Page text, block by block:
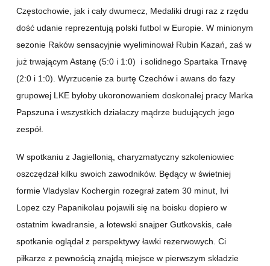
Częstochowie, jak i cały dwumecz, Medaliki drugi raz z rzędu
dość udanie reprezentują polski futbol w Europie. W minionym
sezonie Raków sensacyjnie wyeliminował Rubin Kazań, zaś w
już trwającym Astanę (5:0 i 1:0) i solidnego Spartaka Trnavę
(2:0 i 1:0). Wyrzucenie za burtę Czechów i awans do fazy
grupowej LKE byłoby ukoronowaniem doskonałej pracy Marka
Papszuna i wszystkich działaczy mądrze budujących jego
zespół.
W spotkaniu z Jagiellonią, charyzmatyczny szkoleniowiec
oszczędzał kilku swoich zawodników. Będący w świetniej
formie Vladyslav Kochergin rozegrał zatem 30 minut, Ivi
Lopez czy Papanikolau pojawili się na boisku dopiero w
ostatnim kwadransie, a łotewski snajper Gutkovskis, całe
spotkanie oglądał z perspektywy ławki rezerwowych. Ci
piłkarze z pewnością znajdą miejsce w pierwszym składzie